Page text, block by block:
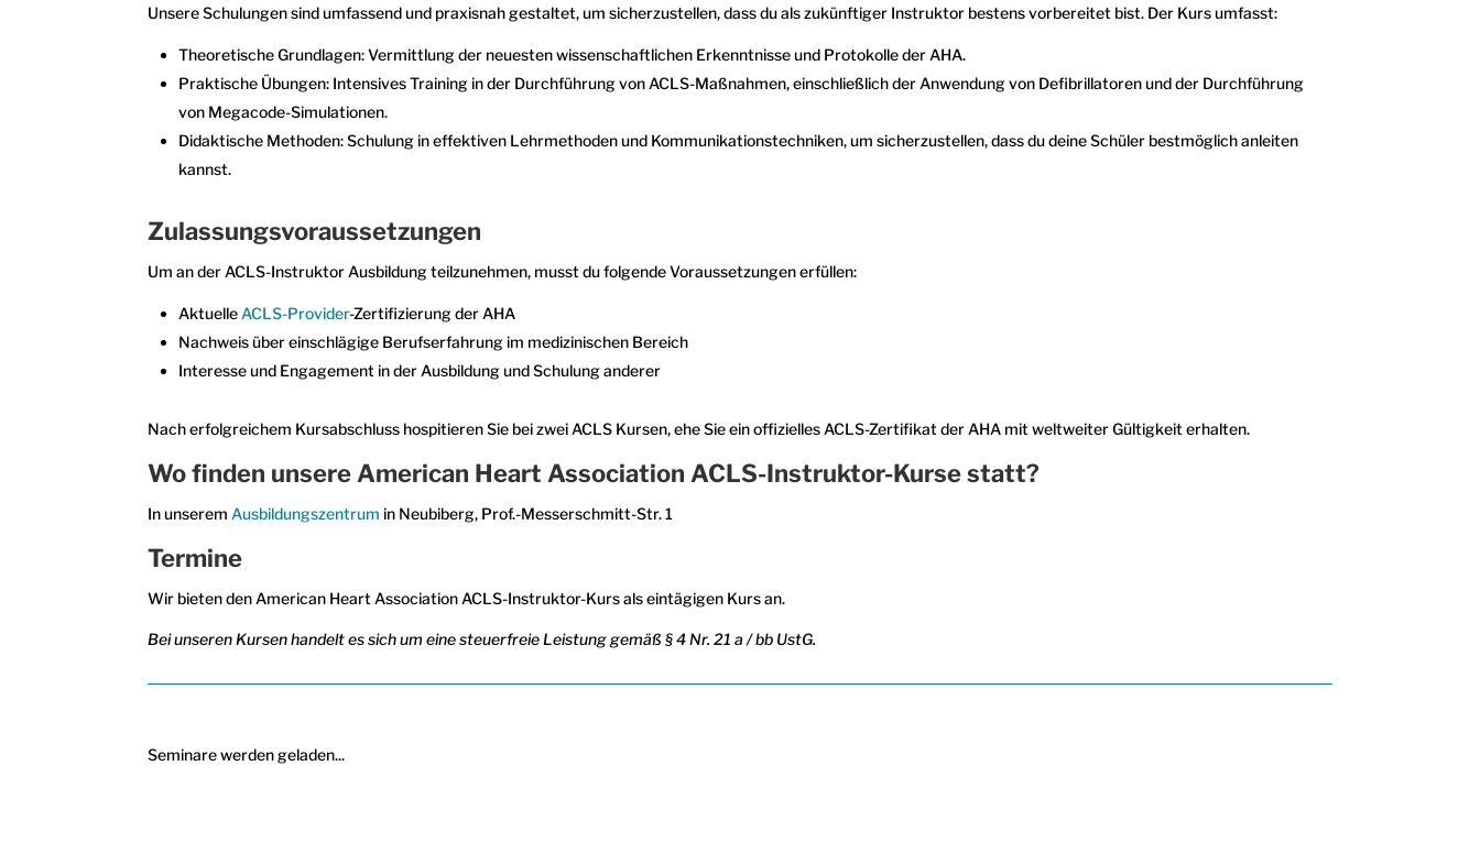
Unsere Schulungen sind umfassend und praxisnah gestaltet, um sicherzustellen, dass du als zukünftiger Instruktor bestens vorbereitet bist. Der Kurs umfasst:
Theoretische Grundlagen: Vermittlung der neuesten wissenschaftlichen Erkenntnisse und Protokolle der AHA.
Praktische Übungen: Intensives Training in der Durchführung von ACLS-Maßnahmen, einschließlich der Anwendung von Defibrillatoren und der Durchführung
von Megacode-Simulationen.
Didaktische Methoden: Schulung in effektiven Lehrmethoden und Kommunikationstechniken, um sicherzustellen, dass du deine Schüler bestmöglich anleiten
kannst.
Zulassungsvoraussetzungen
Um an der ACLS-Instruktor Ausbildung teilzunehmen, musst du folgende Voraussetzungen erfüllen:
Aktuelle ACLS-Provider-Zertifizierung der AHA
Nachweis über einschlägige Berufserfahrung im medizinischen Bereich
Interesse und Engagement in der Ausbildung und Schulung anderer
Nach erfolgreichem Kursabschluss hospitieren Sie bei zwei ACLS Kursen, ehe Sie ein offizielles ACLS-Zertifikat der AHA mit weltweiter Gültigkeit erhalten.
Wo finden unsere American Heart Association ACLS-Instruktor-Kurse statt?
In unserem Ausbildungszentrum in Neubiberg, Prof.-Messerschmitt-Str. 1
Termine
Wir bieten den American Heart Association ACLS-Instruktor-Kurs als eintägigen Kurs an.
Bei unseren Kursen handelt es sich um eine steuerfreie Leistung gemäß § 4 Nr. 21 a / bb UstG.
Seminare werden geladen...